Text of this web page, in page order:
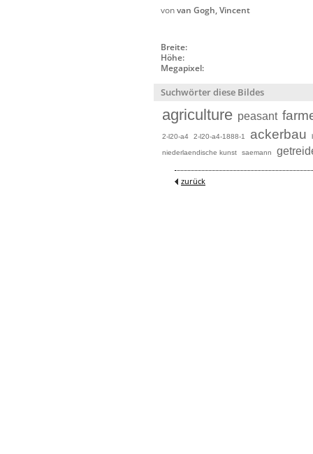
vonvan Gogh, Vincent
Breite:
Höhe:
Megapixel:
Suchwörter diese Bildes
agriculture peasant
2-l20-a4 2-l20-a4-1888-1 ackerbau
niederlaendische kunst saemann
zurück